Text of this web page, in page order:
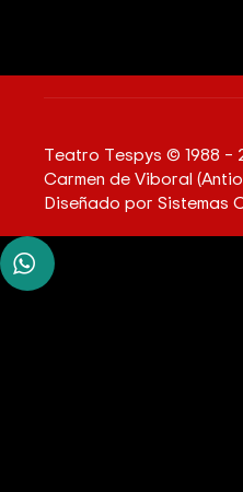
Teatro Tespys © 1988 –
Carmen de Viboral
Diseñado por Sistemas